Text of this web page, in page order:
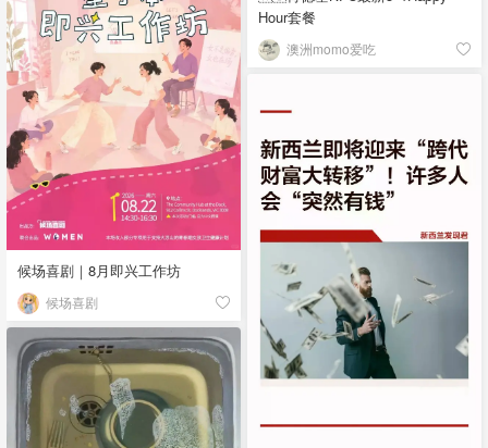
Hour套餐
澳洲momo爱吃
候场喜剧｜8月即兴工作坊
候场喜剧